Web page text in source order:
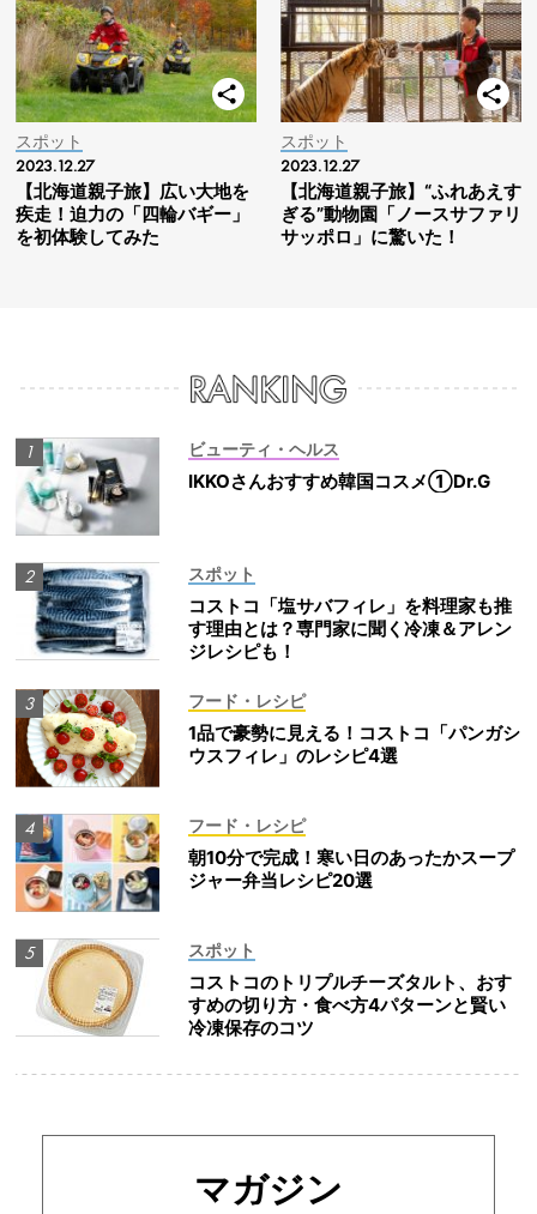
スポット
2023.12.27
【北海道親子旅】広い大地を
疾走！迫力の「四輪バギー」
を初体験してみた
スポット
2023.12.27
【北海道親子旅】“ふれあえす
ぎる”動物園「ノースサファリ
サッポロ」に驚いた！
ビューティ・ヘルス
IKKOさんおすすめ韓国コスメ①Dr.G
スポット
コストコ「塩サバフィレ」を料理家も推
す理由とは？専門家に聞く冷凍＆アレン
ジレシピも！
フード・レシピ
1品で豪勢に見える！コストコ「パンガシ
ウスフィレ」のレシピ4選
フード・レシピ
朝10分で完成！寒い日のあったかスープ
ジャー弁当レシピ20選
スポット
コストコのトリプルチーズタルト、おす
すめの切り方・食べ方4パターンと賢い
冷凍保存のコツ
マガジン